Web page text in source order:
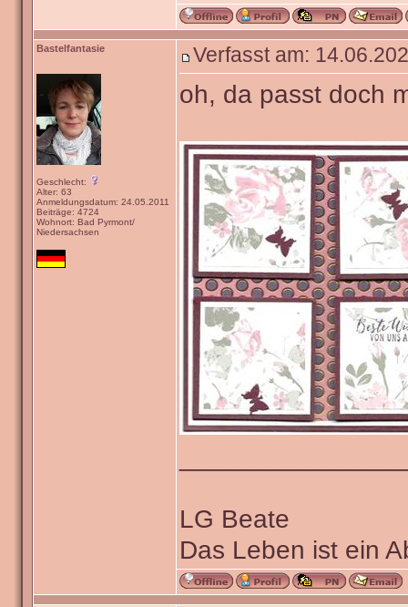
Bastelfantasie
Geschlecht:
Alter: 63
Anmeldungsdatum: 24.05.2011
Beiträge: 4724
Wohnort: Bad Pyrmont/
Niedersachsen
Verfasst am:
oh, da passt doch
LG Beate
Das Leben ist ein